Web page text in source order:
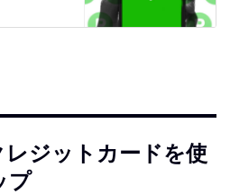
ジットカードを使
プ